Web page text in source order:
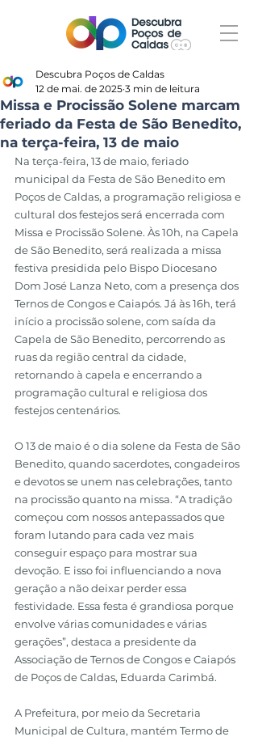
Missa e Procissão Solene marcam
feriado da Festa de São Benedito,
na terça-feira, 13 de maio
Descubra Poços de Caldas
12 de mai. de 2025 3 min de leitura
Na terça-feira, 13 de maio, feriado
municipal da Festa de São Benedito em
Poços de Caldas, a programação religiosa e
cultural dos festejos será encerrada com
Missa e Procissão Solene. Às 10h, na Capela
de São Benedito, será realizada a missa
festiva presidida pelo Bispo Diocesano
Dom José Lanza Neto, com a presença dos
Ternos de Congos e Caiapós. Já às 16h, terá
início a procissão solene, com saída da
Capela de São Benedito, percorrendo as
ruas da região central da cidade,
retornando à capela e encerrando a
programação cultural e religiosa dos
festejos centenários.
O 13 de maio é o dia solene da Festa de São
Benedito, quando sacerdotes, congadeiros
e devotos se unem nas celebrações, tanto
na procissão quanto na missa. “A tradição
começou com nossos antepassados que
foram lutando para cada vez mais
conseguir espaço para mostrar sua
devoção. E isso foi influenciando a nova
geração a não deixar perder essa
festividade. Essa festa é grandiosa porque
envolve várias comunidades e várias
gerações”, destaca a presidente da
Associação de Ternos de Congos e Caiapós
de Poços de Caldas, Eduarda Carimbá.
A Prefeitura, por meio da Secretaria
Municipal de Cultura, mantém Termo de